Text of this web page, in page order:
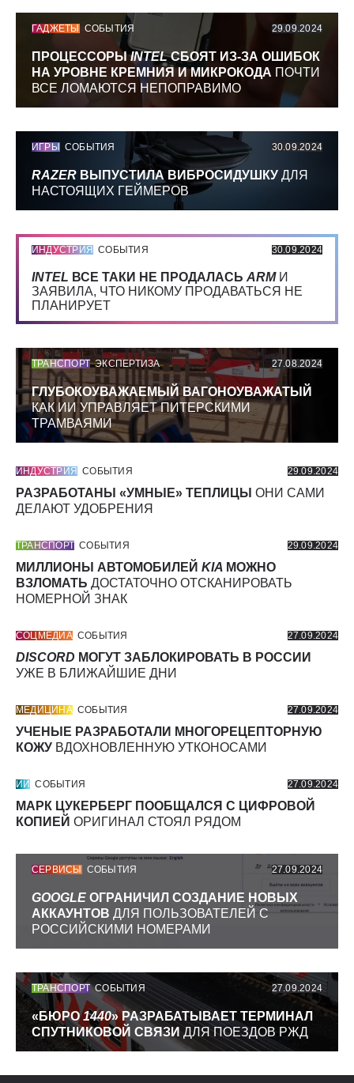
ГАДЖЕТЫ СОБЫТИЯ 29.09.2024
ПРОЦЕССОРЫINTELСБОЯТ ИЗ-ЗА ОШИБОК
НА УРОВНЕ КРЕМНИЯ И МИКРОКОДА ПОЧТИ
ВСЕ ЛОМАЮТСЯ НЕПОПРАВИМО
ИГРЫ СОБЫТИЯ 30.09.2024
RAZER ВЫПУСТИЛА ВИБРОСИДУШКУ ДЛЯ
НАСТОЯЩИХ ГЕЙМЕРОВ
ИНДУСТРИЯ СОБЫТИЯ 30.09.2024
INTEL ВСЕ ТАКИ НЕ ПРОДАЛАСЬ ARMИ
ЗАЯВИЛА, ЧТО НИКОМУ ПРОДАВАТЬСЯ НЕ
ПЛАНИРУЕТ
ТРАНСПОРТ ЭКСПЕРТИЗА 27.08.2024
ГЛУБОКОУВАЖАЕМЫЙ ВАГОНОУВАЖАТЫЙ
КАК ИИ УПРАВЛЯЕТ ПИТЕРСКИМИ
ТРАМВАЯМИ
ИНДУСТРИЯ СОБЫТИЯ 29.09.2024
РАЗРАБОТАНЫ «УМНЫЕ» ТЕПЛИЦЫ ОНИ САМИ
ДЕЛАЮТ УДОБРЕНИЯ
ТРАНСПОРТ СОБЫТИЯ 29.09.2024
МИЛЛИОНЫ АВТОМОБИЛЕЙ KIA МОЖНО
ВЗЛОМАТЬ ДОСТАТОЧНО ОТСКАНИРОВАТЬ
НОМЕРНОЙ ЗНАК
СОЦМЕДИА СОБЫТИЯ 27.09.2024
DISCORD МОГУТ ЗАБЛОКИРОВАТЬ В РОССИИ
УЖЕ В БЛИЖАЙШИЕ ДНИ
МЕДИЦИНА СОБЫТИЯ 27.09.2024
УЧЕНЫЕ РАЗРАБОТАЛИ МНОГОРЕЦЕПТОРНУЮ
КОЖУ ВДОХНОВЛЕННУЮ УТКОНОСАМИ
ИИ СОБЫТИЯ 27.09.2024
МАРК ЦУКЕРБЕРГ ПООБЩАЛСЯ С ЦИФРОВОЙ
КОПИЕЙ ОРИГИНАЛ СТОЯЛ РЯДОМ
СЕРВИСЫ СОБЫТИЯ 27.09.2024
GOOGLE ОГРАНИЧИЛ СОЗДАНИЕ НОВЫХ
АККАУНТОВ ДЛЯ ПОЛЬЗОВАТЕЛЕЙ С
РОССИЙСКИМИ НОМЕРАМИ
ТРАНСПОРТ СОБЫТИЯ 27.09.2024
«БЮРО1440» РАЗРАБАТЫВАЕТ ТЕРМИНАЛ
СПУТНИКОВОЙ СВЯЗИ ДЛЯ ПОЕЗДОВ РЖД